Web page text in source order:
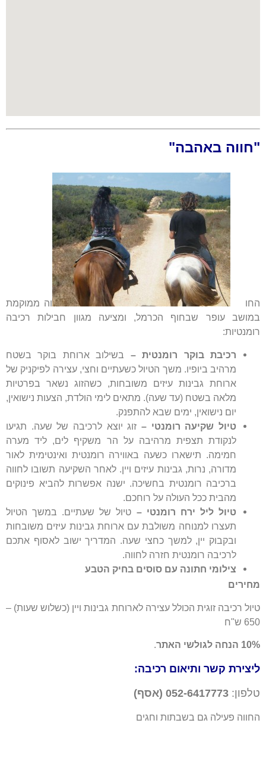
"חווה באהבה"
החו
וה ממוקמת
במושב עופר שבחוף הכרמל, ומציעה מגוון חבילות רכיבה
רומנטיות:
רכיבת בוקר רומנטית – בשילוב ארוחת בוקר בשטח
מרהיב ביופיו. משך הטיול כשעתיים וחצי, עצירה לפיקניק של
ארוחת גבינות עיזים משובחות, כשהזוג נשאר בפרטיות
מלאה בשטח (עד שעה). מתאים לימי הולדת, הצעות נישואין,
יום נישואין, ימים שבא להתפנק.
טיול שקיעה רומנטי – זוג יוצא לרכיבה של שעה. תגיעו
לנקודת תצפית מרהיבה על הר משקיף לים, ליד מערה
חמימה. תישארו כשעה באווירה רומנטית ואינטימית לאור
מדורה, נרות, גבינות עיזים ויין. לאחר השקיעה תשובו לחווה
ברכיבה רומנטית בחשיכה. ישנה אפשרות להביא פינוקים
מהבית ככל העולה על רוחכם.
טיול ליל ירח רומנטי – טיול של שעתיים. במשך הטיול
תעצרו למנוחה משולבת עם ארוחת גבינות עיזים משובחות
ובקבוק יין, למשך כחצי שעה. המדריך ישוב לאסוף אתכם
לרכיבה רומנטית חזרה לחווה.
צילומי חתונה עם סוסים בחיק הטבע
מחירים
טיול רכיבה זוגית הכולל עצירה לארוחת גבינות ויין (כשלוש שעות) –
650 ש"ח
10% הנחה לגולשי האתר .
ליצירת קשר ותיאום רכיבה:
טלפון:
החווה פעילה גם בשבתות וחגים